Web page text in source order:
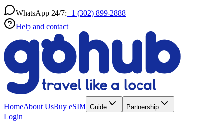
WhatsApp 24/7:+1 (302) 899-2888
Help and contact
HomeAbout UsBuy eSIM Guide Partnership
Login